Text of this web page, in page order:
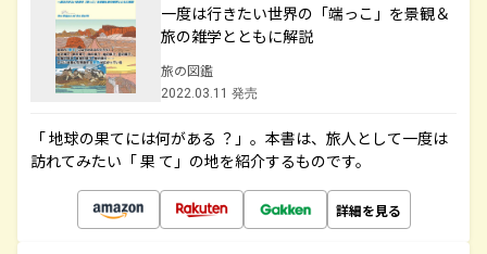
一度は行きたい世界の「端っこ」を景観＆
旅の雑学とともに解説
旅の図鑑
2022.03.11 発売
「 地球の果てには何がある ？」。本書は、旅人として一度は
訪れてみたい「 果 て」の地を紹介するものです。
詳細を見る